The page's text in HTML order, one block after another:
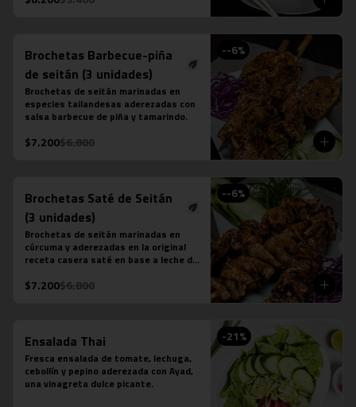
pescado.
--6%
Brochetas Barbecue-piña
de seitán (3 unidades)
Brochetas de seitán marinadas en
especies tailandesas aderezadas con
salsa barbecue de piña y tamarindo.
$7.200$6.800
--6%
Brochetas Saté de Seitán
(3 unidades)
Brochetas de seitán marinadas en
cúrcuma y aderezadas en la original
receta casera saté en base a leche de
cilantro, tamarindo y ají.
$7.200$6.800
-21%
Ensalada Thai
Fresca ensalada de tomate, lechuga,
cebollín y pepino aderezada con Ayad,
una vinagreta dulce picante.